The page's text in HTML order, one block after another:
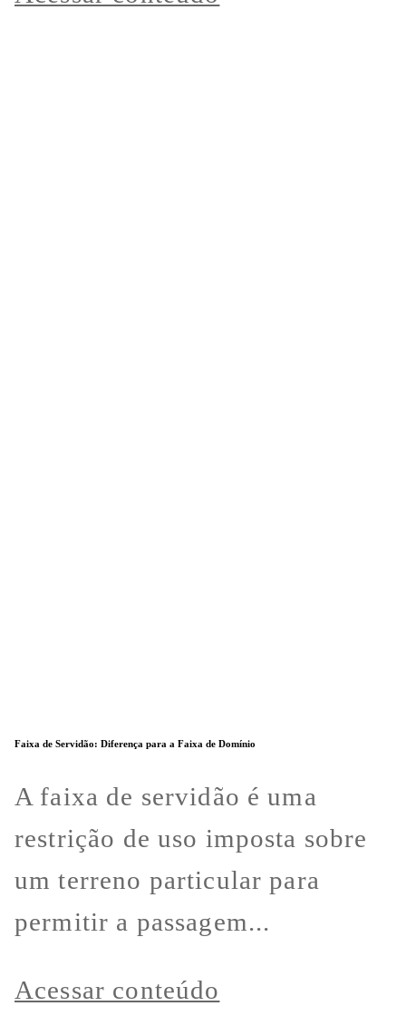
Faixa de Servidão: Diferença para a Faixa de Domínio
A faixa de servidão é uma
restrição de uso imposta sobre
um terreno particular para
permitir a passagem...
Acessar conteúdo